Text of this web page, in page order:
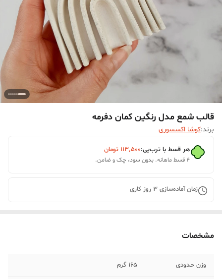
قالب شمع مدل رنگین کمان دفرمه
برند:کوشا اکسسوری
هر قسط با ترب‌پی:۱۱۳٬۵۰۰ تومان
۴ قسط ماهانه. بدون سود، چک و ضامن.
زمان آماده‌سازی 3 روز کاری
مشخصات
وزن حدودی 165 گرم